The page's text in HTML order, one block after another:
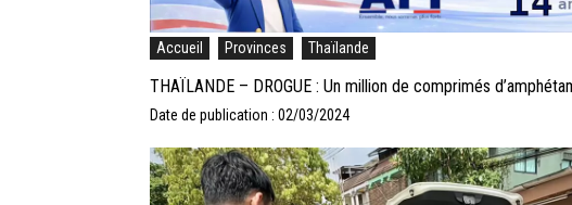
Accueil Provinces Thaïlande
THAÏLANDE – DROGUE : Un million de comprimés
Date de publication : 02/03/2024